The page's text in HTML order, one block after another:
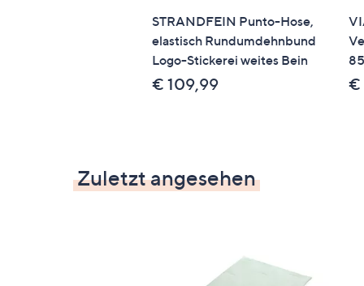
STRANDFEIN Punto-Hose,
elastisch Rundumdehnbund
Logo-Stickerei weites Bein
€ 109,99 €
Zuletzt angesehen